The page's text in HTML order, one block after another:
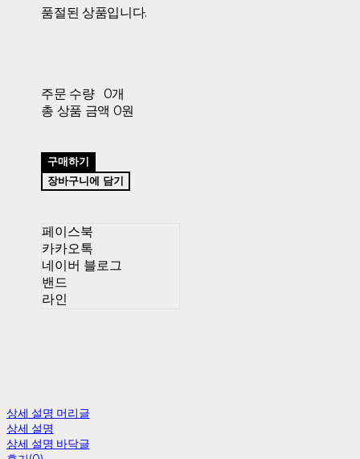
품절된 상품입니다.
주문 수량
0개
총 상품 금액 0원
구매하기
장바구니에 담기
페이스북
카카오톡
네이버 블로그
밴드
라인
상세 설명 머리글
상세 설명
상세 설명 바닥글